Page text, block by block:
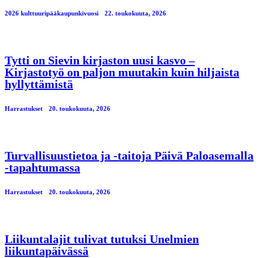
2026 kulttuuripääkaupunkivuosi 22. toukokuuta, 2026
Tytti on Sievin kirjaston uusi kasvo –
Kirjastotyö on paljon muutakin kuin hiljaista
hyllyttämistä
Harrastukset 20. toukokuuta, 2026
Turvallisuustietoa ja -taitoja Päivä Paloasemalla
-tapahtumassa
Harrastukset 20. toukokuuta, 2026
Liikuntalajit tulivat tutuksi Unelmien
liikuntapäivässä